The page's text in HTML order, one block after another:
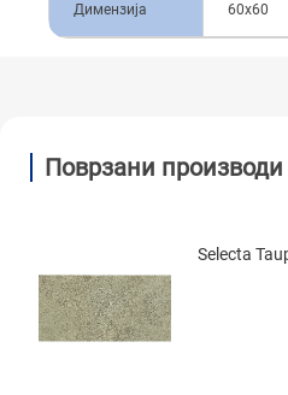
Димензија 60x60
Поврзани производи
Selecta